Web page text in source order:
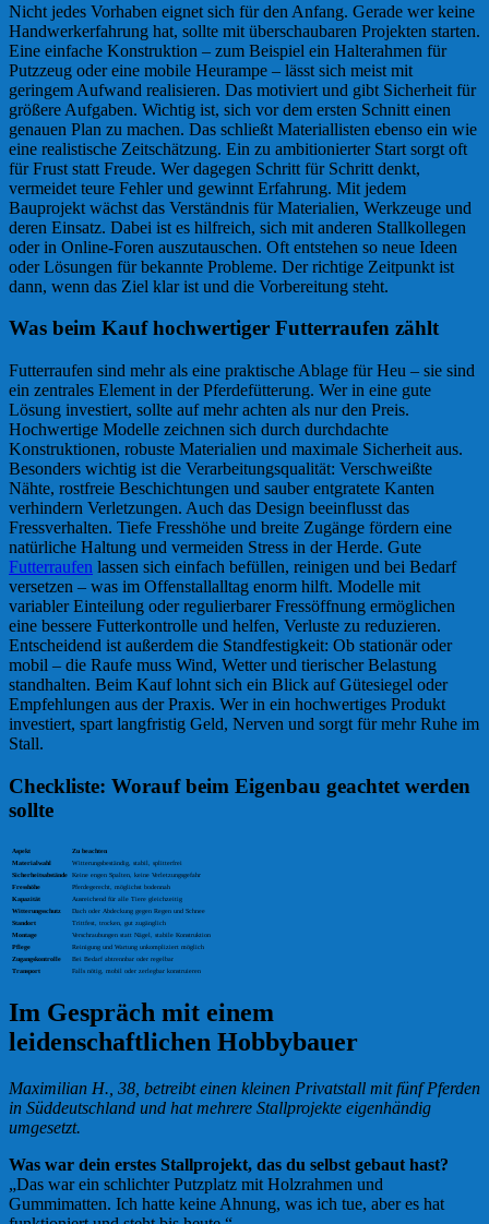
Nicht jedes Vorhaben eignet sich für den Anfang. Gerade wer keine
Handwerkerfahrung hat, sollte mit überschaubaren Projekten starten.
Eine einfache Konstruktion – zum Beispiel ein Halterahmen für
Putzzeug oder eine mobile Heurampe – lässt sich meist mit
geringem Aufwand realisieren. Das motiviert und gibt Sicherheit für
größere Aufgaben. Wichtig ist, sich vor dem ersten Schnitt einen
genauen Plan zu machen. Das schließt Materiallisten ebenso ein wie
eine realistische Zeitschätzung. Ein zu ambitionierter Start sorgt oft
für Frust statt Freude. Wer dagegen Schritt für Schritt denkt,
vermeidet teure Fehler und gewinnt Erfahrung. Mit jedem
Bauprojekt wächst das Verständnis für Materialien, Werkzeuge und
deren Einsatz. Dabei ist es hilfreich, sich mit anderen Stallkollegen
oder in Online-Foren auszutauschen. Oft entstehen so neue Ideen
oder Lösungen für bekannte Probleme. Der richtige Zeitpunkt ist
dann, wenn das Ziel klar ist und die Vorbereitung steht.
Was beim Kauf hochwertiger Futterraufen zählt
Futterraufen sind mehr als eine praktische Ablage für Heu – sie sind
ein zentrales Element in der Pferdefütterung. Wer in eine gute
Lösung investiert, sollte auf mehr achten als nur den Preis.
Hochwertige Modelle zeichnen sich durch durchdachte
Konstruktionen, robuste Materialien und maximale Sicherheit aus.
Besonders wichtig ist die Verarbeitungsqualität: Verschweißte
Nähte, rostfreie Beschichtungen und sauber entgratete Kanten
verhindern Verletzungen. Auch das Design beeinflusst das
Fressverhalten. Tiefe Fresshöhe und breite Zugänge fördern eine
natürliche Haltung und vermeiden Stress in der Herde. Gute
Futterraufen lassen sich einfach befüllen, reinigen und bei Bedarf
versetzen – was im Offenstallalltag enorm hilft. Modelle mit
variabler Einteilung oder regulierbarer Fressöffnung ermöglichen
eine bessere Futterkontrolle und helfen, Verluste zu reduzieren.
Entscheidend ist außerdem die Standfestigkeit: Ob stationär oder
mobil – die Raufe muss Wind, Wetter und tierischer Belastung
standhalten. Beim Kauf lohnt sich ein Blick auf Gütesiegel oder
Empfehlungen aus der Praxis. Wer in ein hochwertiges Produkt
investiert, spart langfristig Geld, Nerven und sorgt für mehr Ruhe im
Stall.
Checkliste: Worauf beim Eigenbau geachtet werden
sollte
Aspekt
Zu beachten
Materialwahl
Witterungsbeständig, stabil, splitterfrei
Sicherheitsabstände Keine engen Spalten, keine Verletzungsgefahr
Fresshöhe
Pferdegerecht, möglichst bodennah
Kapazität
Ausreichend für alle Tiere gleichzeitig
Witterungsschutz
Dach oder Abdeckung gegen Regen und Schnee
Standort
Trittfest, trocken, gut zugänglich
Montage
Verschraubungen statt Nägel, stabile Konstruktion
Pflege
Reinigung und Wartung unkompliziert möglich
Zugangskontrolle
Bei Bedarf abtrennbar oder regelbar
Transport
Falls nötig, mobil oder zerlegbar konstruieren
Im Gespräch mit einem
leidenschaftlichen Hobbybauer
Maximilian H., 38, betreibt einen kleinen Privatstall mit fünf Pferden
in Süddeutschland und hat mehrere Stallprojekte eigenhändig
umgesetzt.
Was war dein erstes Stallprojekt, das du selbst gebaut hast?
„Das war ein schlichter Putzplatz mit Holzrahmen und
Gummimatten. Ich hatte keine Ahnung, was ich tue, aber es hat